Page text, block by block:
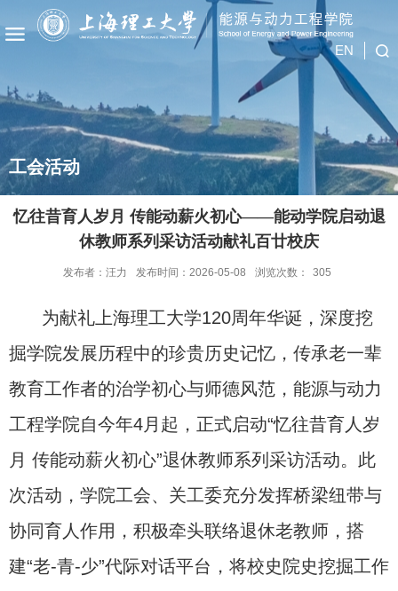
EN
工会活动
忆往昔育人岁月 传能动薪火初心——能动学院启动退
休教师系列采访活动献礼百廿校庆
发布者：汪力 发布时间：2026-05-08 浏览次数： 305
为献礼上海理工大学120周年华诞，深度挖
掘学院发展历程中的珍贵历史记忆，传承老一辈
教育工作者的治学初心与师德风范，能源与动力
工程学院自今年4月起，正式启动“忆往昔育人岁
月 传能动薪火初心”退休教师系列采访活动。此
次活动，学院工会、关工委充分发挥桥梁纽带与
协同育人作用，积极牵头联络退休老教师，搭
建“老-青-少”代际对话平台，将校史院史挖掘工作